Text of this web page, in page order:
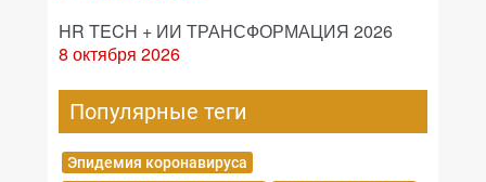
HR TECH + ИИ ТРАНСФОРМАЦИЯ 2026
8 октября 2026
Популярные теги
Эпидемия коронавируса